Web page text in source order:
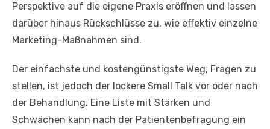
Perspektive auf die eigene Praxis eröffnen und lassen
darüber hinaus Rückschlüsse zu, wie effektiv einzelne
Marketing-Maßnahmen sind.
Der einfachste und kostengünstigste Weg, Fragen zu
stellen, ist jedoch der lockere Small Talk vor oder nach
der Behandlung. Eine Liste mit Stärken und
Schwächen kann nach der Patientenbefragung ein